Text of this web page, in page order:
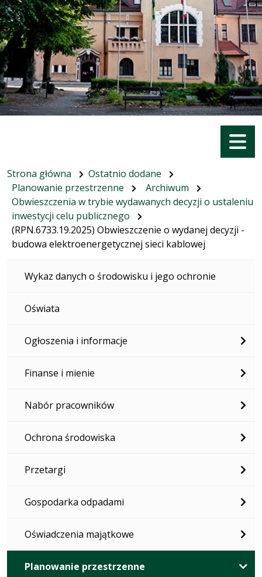
Menu
Strona główna
Ostatnio dodane
Planowanie przestrzenne
Archiwum
Obwieszczenia w trybie wydawanych decyzji o ustaleniu
inwestycji celu publicznego
(RPN.6733.19.2025) Obwieszczenie o wydanej decyzji -
budowa elektroenergetycznej sieci kablowej
Wykaz danych o środowisku i jego ochronie
Oświata
Ogłoszenia i informacje
Finanse i mienie
Nabór pracowników
Ochrona środowiska
Przetargi
Gospodarka odpadami
Oświadczenia majątkowe
Planowanie przestrzenne